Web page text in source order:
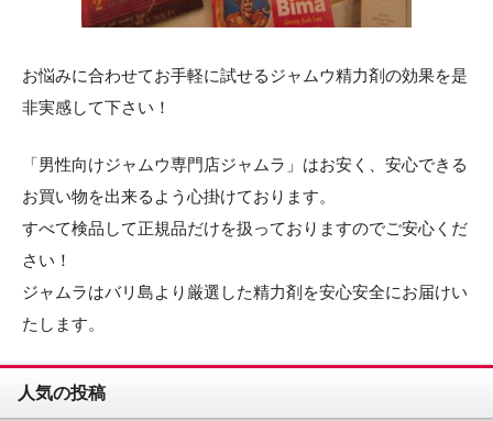
お悩みに合わせてお手軽に試せるジャムウ精力剤の効果を是
非実感して下さい！
「男性向けジャムウ専門店ジャムラ」はお安く、安心できる
お買い物を出来るよう心掛けております。
すべて検品して正規品だけを扱っておりますのでご安心くだ
さい！
ジャムラはバリ島より厳選した精力剤を安心安全にお届けい
たします。
人気の投稿